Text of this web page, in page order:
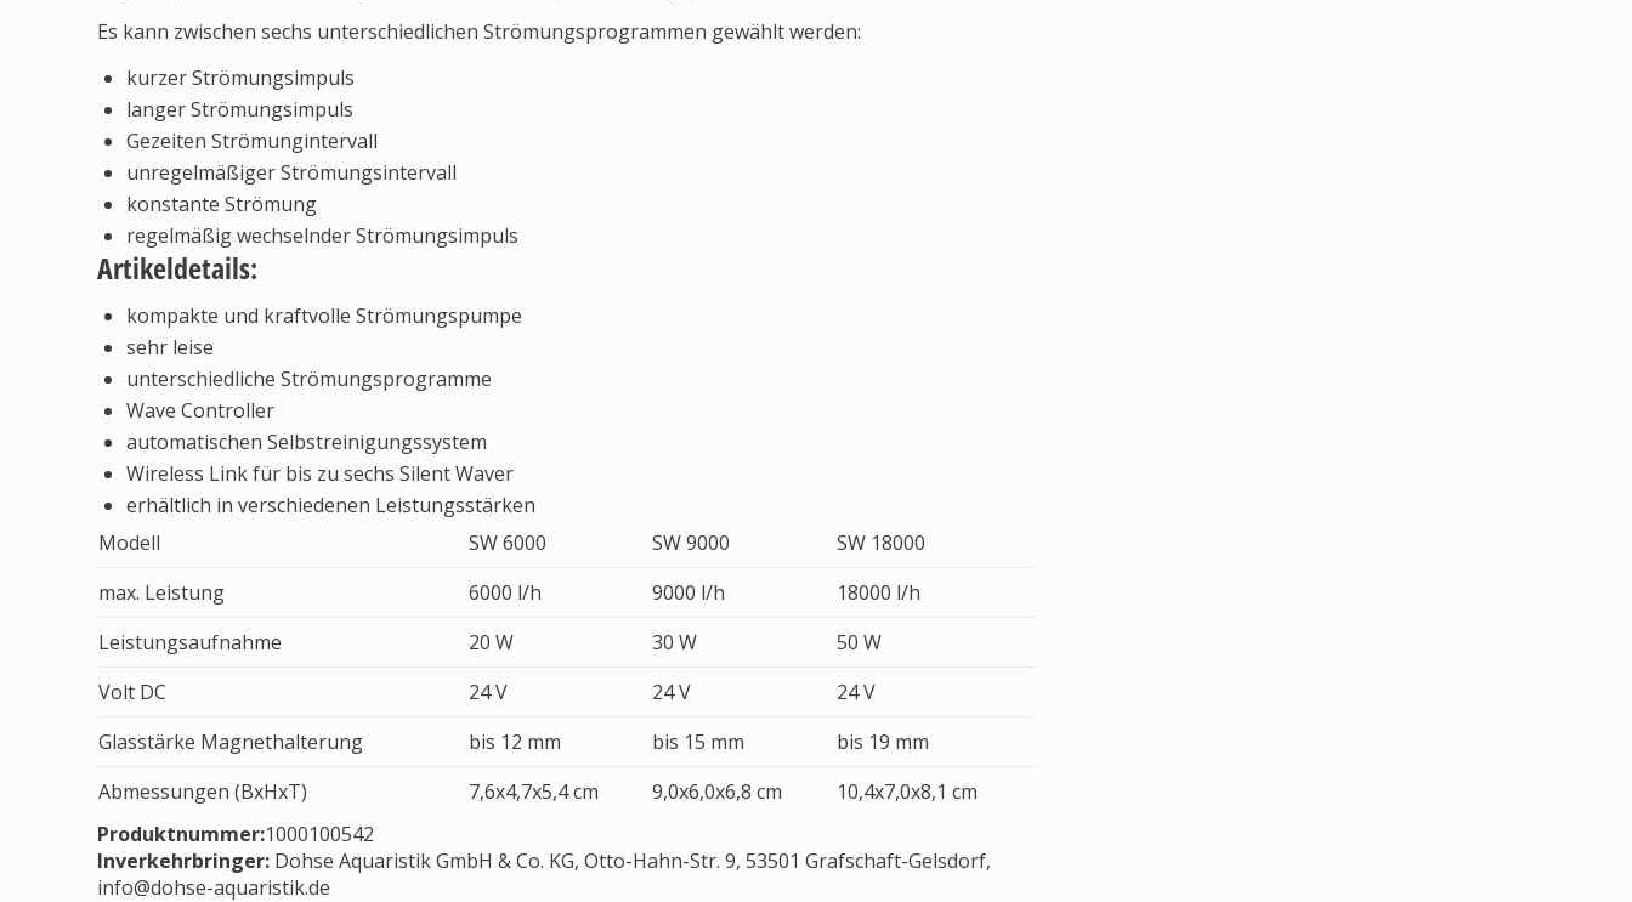
Es kann zwischen sechs unterschiedlichen Strömungsprogrammen gewählt werden:
kurzer Strömungsimpuls
langer Strömungsimpuls
Gezeiten Strömungintervall
unregelmäßiger Strömungsintervall
konstante Strömung
regelmäßig wechselnder Strömungsimpuls
Artikeldetails:
kompakte und kraftvolle Strömungspumpe
sehr leise
unterschiedliche Strömungsprogramme
Wave Controller
automatischen Selbstreinigungssystem
Wireless Link für bis zu sechs Silent Waver
erhältlich in verschiedenen Leistungsstärken
Modell
SW 6000 SW 9000
SW 18000
max. Leistung
6000 l/h 9000 l/h
18000 l/h
Leistungsaufnahme
20 W 30 W
50 W
Volt DC
24 V 24 V
24 V
Glasstärke Magnethalterung
bis 12 mm bis 15 mm
bis 19 mm
Abmessungen (BxHxT)
7,6x4,7x5,4 cm 9,0x6,0x6,8 cm
10,4x7,0x8,1 cm
Produktnummer:1000100542
Inverkehrbringer: Dohse Aquaristik GmbH & Co. KG, Otto-Hahn-Str. 9, 53501 Grafschaft-Gelsdorf,
info@dohse-aquaristik.de